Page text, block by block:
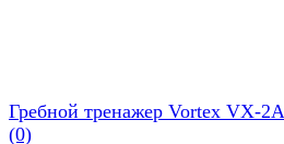
Гребной тренажер Vortex VX-2А
(0)